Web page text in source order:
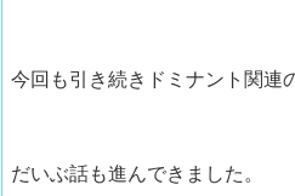
今回も引き続きドミナント関連
だいぶ話も進んできました。